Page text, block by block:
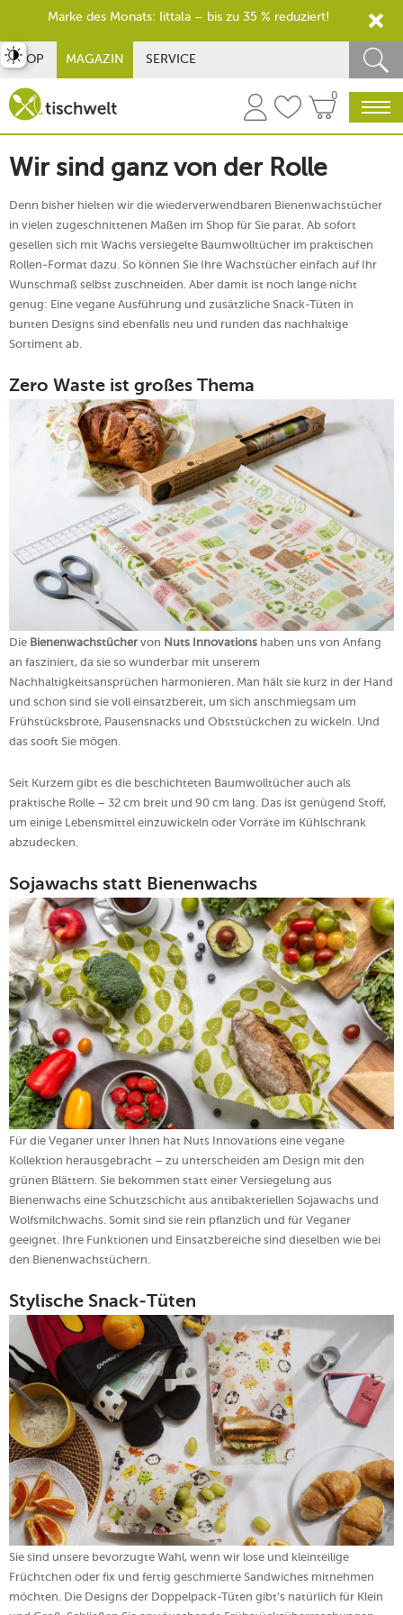
SHOP MAGAZIN SERVICE
0
Wir sind ganz von der Rolle
Denn bisher hielten wir die wiederverwendbaren Bienenwachstücher
in vielen zugeschnittenen Maßen im Shop für Sie parat. Ab sofort
gesellen sich mit Wachs versiegelte Baumwolltücher im praktischen
Rollen-Format dazu. So können Sie Ihre Wachstücher einfach auf Ihr
Wunschmaß selbst zuschneiden. Aber damit ist noch lange nicht
genug: Eine vegane Ausführung und zusätzliche Snack-Tüten in
bunten Designs sind ebenfalls neu und runden das nachhaltige
Sortiment ab.
Zero Waste ist großes Thema
Die Bienenwachstücher von Nuts Innovations haben uns von Anfang
an fasziniert, da sie so wunderbar mit unserem
Nachhaltigkeitsansprüchen harmonieren. Man hält sie kurz in der Hand
und schon sind sie voll einsatzbereit, um sich anschmiegsam um
Frühstücksbrote, Pausensnacks und Obststückchen zu wickeln. Und
das sooft Sie mögen.
Seit Kurzem gibt es die beschichteten Baumwolltücher auch als
praktische Rolle – 32 cm breit und 90 cm lang. Das ist genügend Stoff,
um einige Lebensmittel einzuwickeln oder Vorräte im Kühlschrank
abzudecken.
Sojawachs statt Bienenwachs
Für die Veganer unter Ihnen hat Nuts Innovations eine vegane
Kollektion herausgebracht – zu unterscheiden am Design mit den
grünen Blättern. Sie bekommen statt einer Versiegelung aus
Bienenwachs eine Schutzschicht aus antibakteriellen Sojawachs und
Wolfsmilchwachs. Somit sind sie rein pflanzlich und für Veganer
geeignet. Ihre Funktionen und Einsatzbereiche sind dieselben wie bei
den Bienenwachstüchern.
Stylische Snack-Tüten
Sie sind unsere bevorzugte Wahl, wenn wir lose und kleinteilige
Früchtchen oder fix und fertig geschmierte Sandwiches mitnehmen
möchten. Die Designs der Doppelpack-Tüten gibt’s natürlich für Klein
umschalten
Marke des Monats: Iittala – bis zu 35 % reduziert!